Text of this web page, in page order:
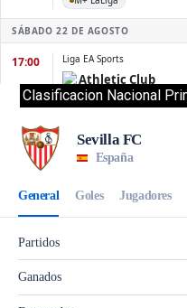
Clasificacion Nacional